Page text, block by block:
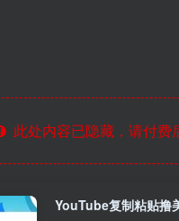
此处内容已隐藏，请付费